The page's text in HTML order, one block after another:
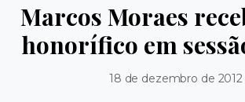
Marcos Moraes
honorífico em
18 de dezembro de 2012